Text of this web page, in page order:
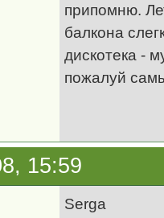
припомню.
балкона
дискотека -
пожалуй
15:59
Serga